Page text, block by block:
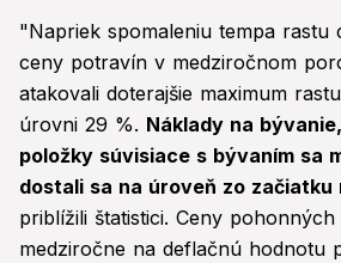
"Napriek spomaleniu tempa rastu
ceny potravín v medziročnom
atakovali doterajšie maximum
úrovni 29 %. Náklady na
položky súvisiace s bývaním sa
dostali sa na úroveň zo začiatku
priblížili štatistici. Ceny
medziročne na deflačnú hodnotu